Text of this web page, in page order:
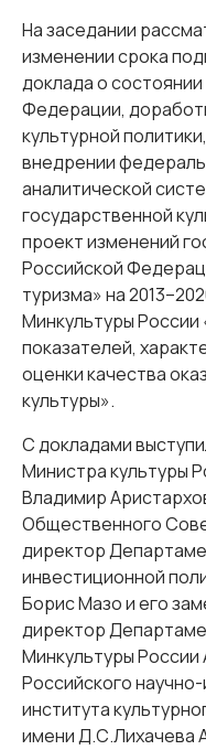
На заседании
изменении срока
доклада о
Федерации,
культурной
внедрении
аналитической
государственной
проект изменений
Российской
туризма» на
Минкультуры
показателей,
оценки качества
культуры».
С докладами
Министра культуры
Владимир
Общественного
директор
инвестиционной
Борис Мазо и его
директор
Минкультуры
Российского
института
имени Д.С.Лихачева